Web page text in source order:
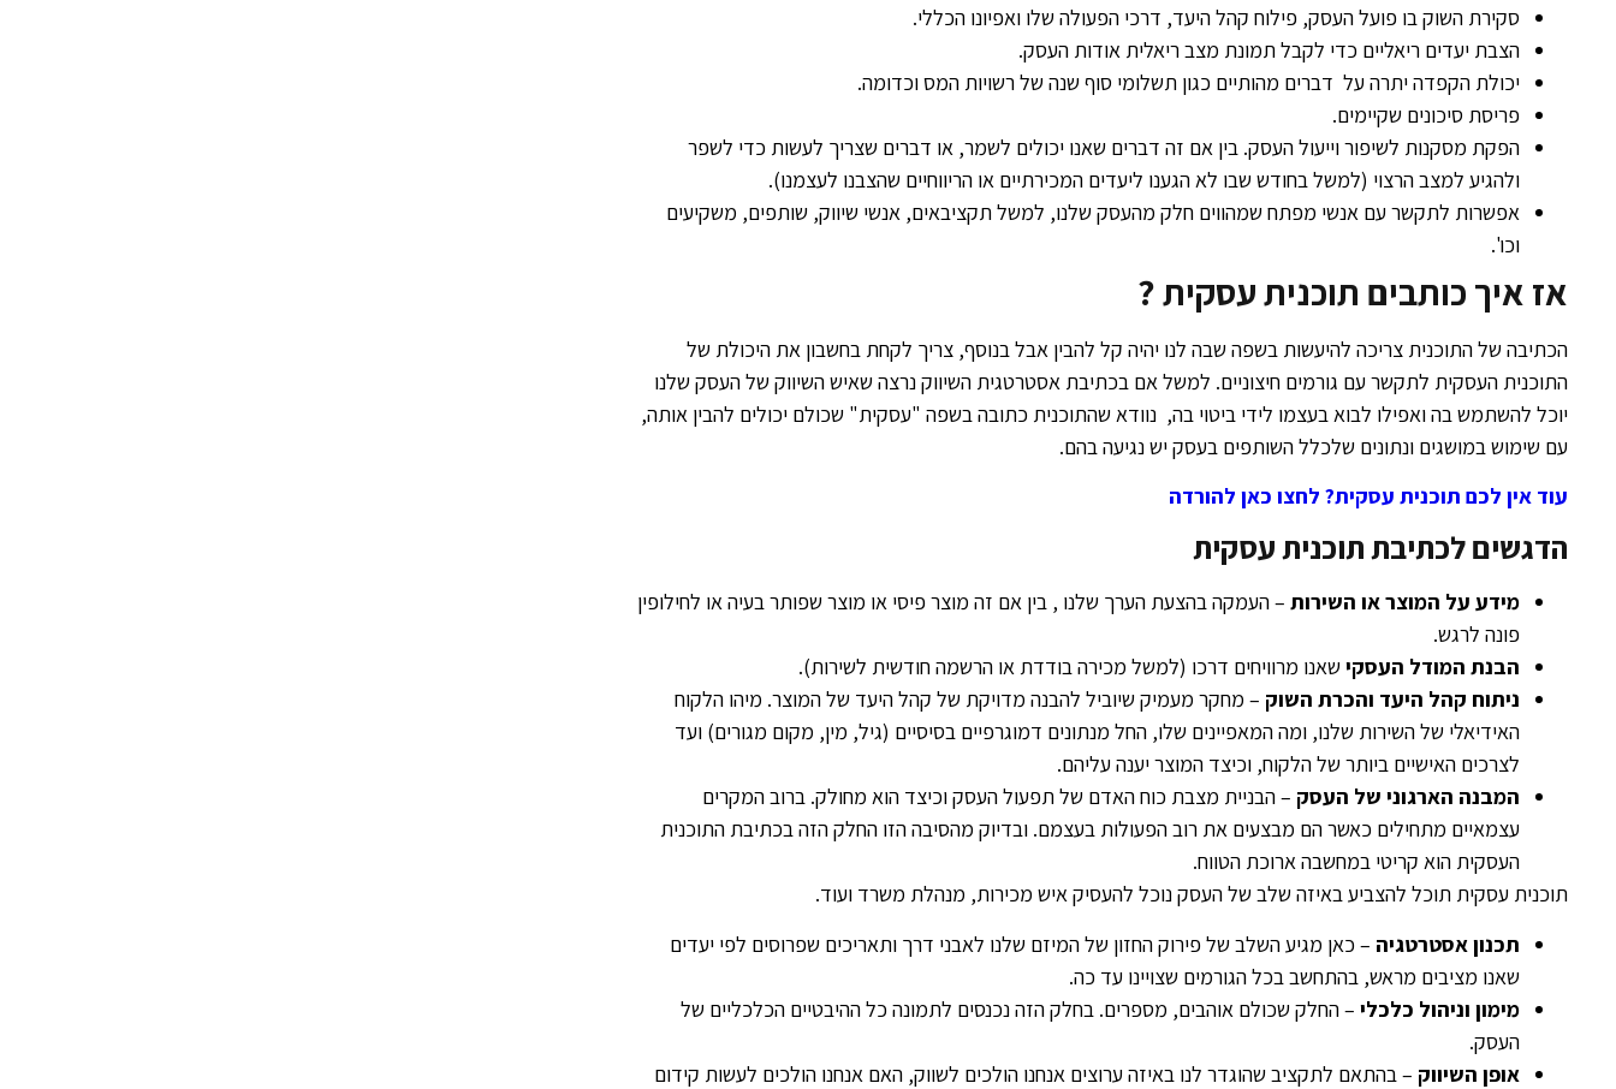
סקירת השוק בו פועל העסק, פילוח קהל היעד, דרכי הפעולה שלו ואפיונו הכללי.
הצבת יעדים ריאליים כדי לקבל תמונת מצב ריאלית אודות העסק.
יכולת הקפדה יתרה על דברים מהותיים כגון תשלומי סוף שנה של רשויות המס וכדומה.
פריסת סיכונים שקיימים.
הפקת מסקנות לשיפור וייעול העסק. בין אם זה דברים שאנו יכולים לשמר, או דברים שצריך לעשות כדי לשפר
ולהגיע למצב הרצוי (למשל בחודש שבו לא הגענו ליעדים המכירתיים או הריווחיים שהצבנו לעצמנו).
אפשרות לתקשר עם אנשי מפתח שמהווים חלק מהעסק שלנו, למשל תקציבאים, אנשי שיווק, שותפים, משקיעים
וכו'.
אז איך כותבים תוכנית עסקית ?
הכתיבה של התוכנית צריכה להיעשות בשפה שבה לנו יהיה קל להבין אבל בנוסף, צריך לקחת בחשבון את היכולת של
התוכנית העסקית לתקשר עם גורמים חיצוניים. למשל אם בכתיבת אסטרטגית השיווק נרצה שאיש השיווק של העסק שלנו
יוכל להשתמש בה ואפילו לבוא בעצמו לידי ביטוי בה, נוודא שהתוכנית כתובה בשפה "עסקית" שכולם יכולים להבין אותה,
עם שימוש במושגים ונתונים שלכלל השותפים בעסק יש נגיעה בהם.
עוד אין לכם תוכנית עסקית? לחצו כאן להורדה
הדגשים לכתיבת תוכנית עסקית
מידע על המוצר או השירות – העמקה בהצעת הערך שלנו , בין אם זה מוצר פיסי או מוצר שפותר בעיה או לחילופין
פונה לרגש.
הבנת המודל העסקישאנו מרוויחים דרכו (למשל מכירה בודדת או הרשמה חודשית לשירות).
ניתוח קהל היעד והכרת השוק – מחקר מעמיק שיוביל להבנה מדויקת של קהל היעד של המוצר. מיהו הלקוח
האידיאלי של השירות שלנו, ומה המאפיינים שלו, החל מנתונים דמוגרפיים בסיסיים (גיל, מין, מקום מגורים) ועד
לצרכים האישיים ביותר של הלקוח, וכיצד המוצר יענה עליהם.
המבנה הארגוני של העסק – הבניית מצבת כוח האדם של תפעול העסק וכיצד הוא מחולק. ברוב המקרים
עצמאיים מתחילים כאשר הם מבצעים את רוב הפעולות בעצמם. ובדיוק מהסיבה הזו החלק הזה בכתיבת התוכנית
העסקית הוא קריטי במחשבה ארוכת הטווח.
תוכנית עסקית תוכל להצביע באיזה שלב של העסק נוכל להעסיק איש מכירות, מנהלת משרד ועוד.
תכנון אסטרטגיה – כאן מגיע השלב של פירוק החזון של המיזם שלנו לאבני דרך ותאריכים שפרוסים לפי יעדים
שאנו מציבים מראש, בהתחשב בכל הגורמים שצויינו עד כה.
מימון וניהול כלכלי – החלק שכולם אוהבים, מספרים. בחלק הזה נכנסים לתמונה כל ההיבטיים הכלכליים של
העסק.
אופן השיווק – בהתאם לתקציב שהוגדר לנו באיזה ערוצים אנחנו הולכים לשווק, האם אנחנו הולכים לעשות קידום